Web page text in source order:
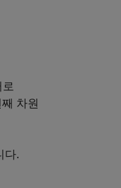
째 차원
다.